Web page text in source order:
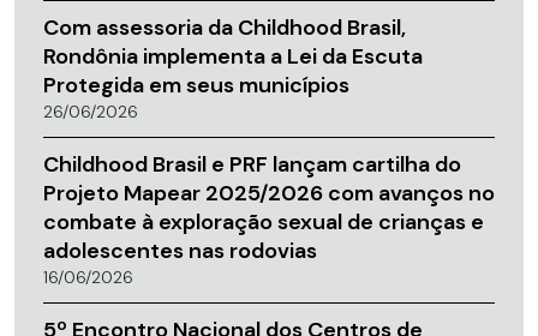
Com assessoria da Childhood Brasil,
Rondônia implementa a Lei da Escuta
Protegida em seus municípios
26/06/2026
Childhood Brasil e PRF lançam cartilha do
Projeto Mapear 2025/2026 com avanços no
combate à exploração sexual de crianças e
adolescentes nas rodovias
16/06/2026
5º Encontro Nacional dos Centros de